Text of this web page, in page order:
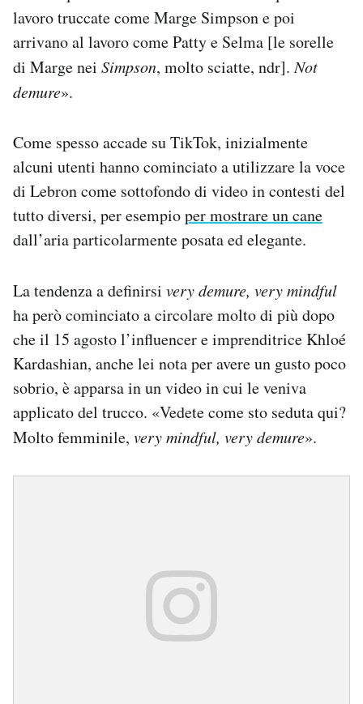
lavoro truccate come Marge Simpson e poi
arrivano al lavoro come Patty e Selma [le sorelle
di Marge nei Simpson, molto sciatte, ndr].Not
demure».
Come spesso accade su TikTok, inizialmente
alcuni utenti hanno cominciato a utilizzare la voce
di Lebron come sottofondo di video in contesti del
tutto diversi, per esempioper mostrare un cane
dall’aria particolarmente posata ed elegante.
La tendenza a definirsi very demure, very mindful
ha però cominciato a circolare molto di più dopo
che il 15 agosto l’influencer e imprenditrice Khloé
Kardashian, anche lei nota per avere un gusto poco
sobrio, è apparsa in un video in cui le veniva
applicato del trucco. «Vedete come sto seduta qui?
Molto femminile, very mindful, very demure».